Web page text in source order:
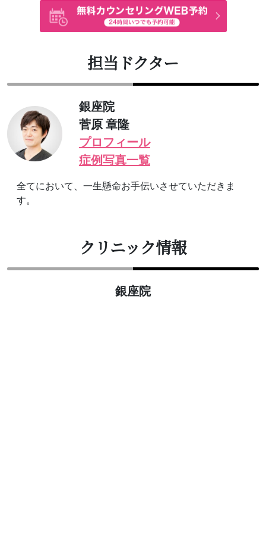
担当ドクター
銀座院
菅原 章隆
プロフィール
症例写真一覧
全てにおいて、一生懸命お手伝いさせていただきま
す。
クリニック情報
銀座院